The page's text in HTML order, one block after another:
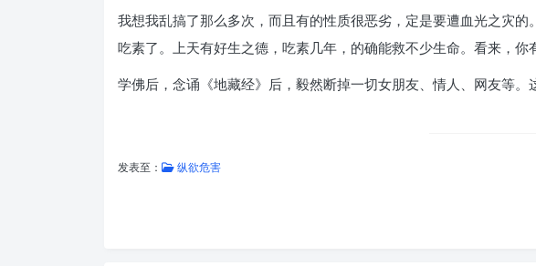
我想我乱搞了那么多次，而且有的性质很恶劣，定是要遭血光之灾
吃素了。上天有好生之德，吃素几年，的确能救不少生命。看来，
学佛后，念诵《地藏经》后，毅然断掉一切女朋友、情人、网友等
发表至： 纵欲危害